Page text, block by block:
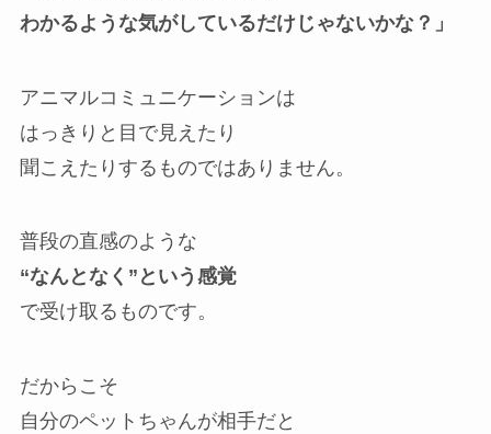
わかるような気がしているだけじゃないかな？」
アニマルコミュニケーションは
はっきりと目で見えたり
聞こえたりするものではありません。
普段の直感のような
“なんとなく”という感覚
で受け取るものです。
だからこそ
自分のペットちゃんが相手だと